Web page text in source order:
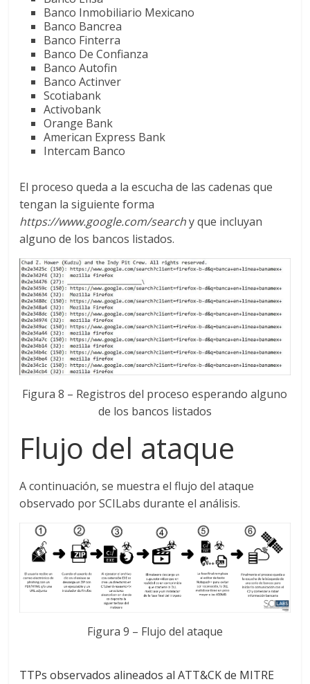
Banco Inmobiliario Mexicano
Banco Bancrea
Banco Finterra
Banco De Confianza
Banco Autofin
Banco Actinver
Scotiabank
Activobank
Orange Bank
American Express Bank
Intercam Banco
El proceso queda a la escucha de las cadenas que
tengan la siguiente forma
https://www.google.com/searchy que incluyan
alguno de los bancos listados.
Figura 8 – Registros del proceso esperando alguno
de los bancos listados
Flujo del ataque
A continuación, se muestra el flujo del ataque
observado por SCILabs durante el análisis.
Figura 9 – Flujo del ataque
TTPs observados alineados al ATT&CK de MITRE